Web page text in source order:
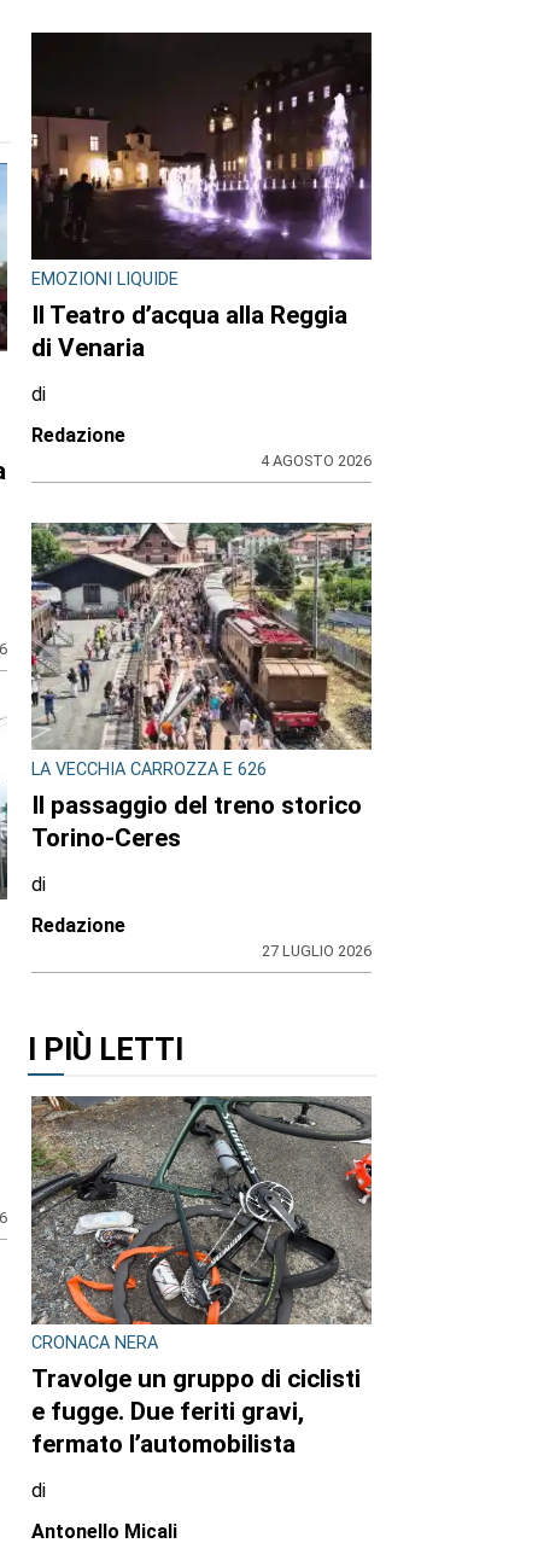
EMOZIONI LIQUIDE
Il Teatro d’acqua alla Reggia
di Venaria
di
Redazione
4 AGOSTO 2026
LA VECCHIA CARROZZA E 626
Il passaggio del treno storico
Torino-Ceres
di
Redazione
27 LUGLIO 2026
I PIÙ LETTI
CRONACA NERA
Travolge un gruppo di ciclisti
e fugge. Due feriti gravi,
fermato l’automobilista
di
Antonello Micali